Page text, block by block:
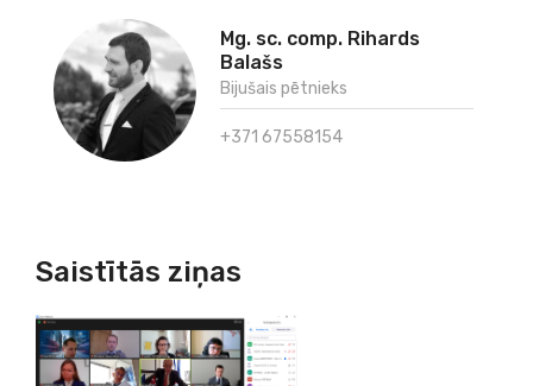
Mg. sc. comp. Rihards
Balašs
Bijušais pētnieks
+371 67558154
Saistītās ziņas